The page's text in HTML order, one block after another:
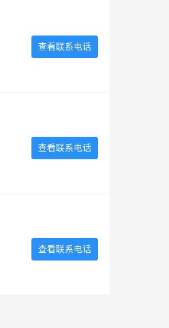
查看联系电话
查看联系电话
查看联系电话